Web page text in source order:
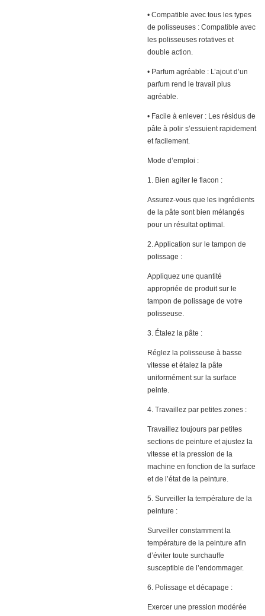
• Compatible avec tous les types
de polisseuses : Compatible avec
les polisseuses rotatives et
double action.
• Parfum agréable : L’ajout d’un
parfum rend le travail plus
agréable.
• Facile à enlever : Les résidus de
pâte à polir s’essuient rapidement
et facilement.
Mode d’emploi :
1. Bien agiter le flacon :
Assurez-vous que les ingrédients
de la pâte sont bien mélangés
pour un résultat optimal.
2. Application sur le tampon de
polissage :
Appliquez une quantité
appropriée de produit sur le
tampon de polissage de votre
polisseuse.
3. Étalez la pâte :
Réglez la polisseuse à basse
vitesse et étalez la pâte
uniformément sur la surface
peinte.
4. Travaillez par petites zones :
Travaillez toujours par petites
sections de peinture et ajustez la
vitesse et la pression de la
machine en fonction de la surface
et de l’état de la peinture.
5. Surveiller la température de la
peinture :
Surveiller constamment la
température de la peinture afin
d’éviter toute surchauffe
susceptible de l’endommager.
6. Polissage et décapage :
Exercer une pression modérée